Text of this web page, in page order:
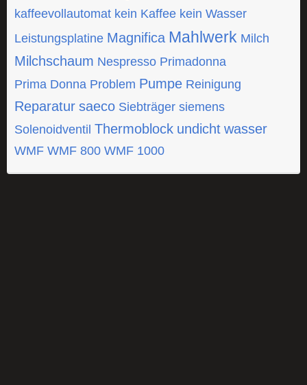
kaffeevollautomat kein Kaffee kein Wasser
Leistungsplatine Magnifica Mahlwerk Milch
Milchschaum Nespresso Primadonna
Prima Donna Problem Pumpe Reinigung
Reparatur saeco Siebträger siemens
Solenoidventil Thermoblock undicht wasser
WMF WMF 800 WMF 1000